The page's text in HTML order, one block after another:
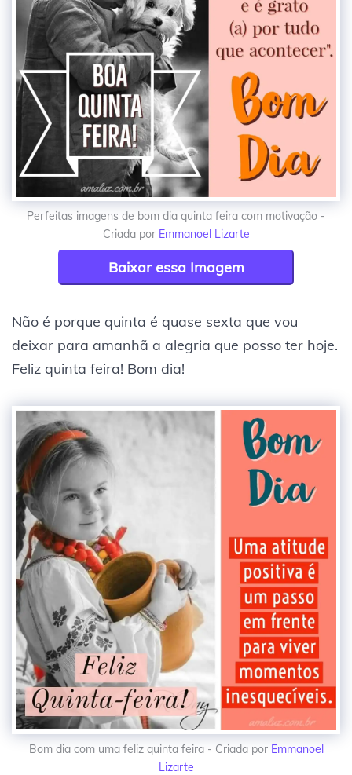
Perfeitas imagens de bom dia quinta feira com motivação -
Criada por Emmanoel Lizarte
Baixar essa Imagem
Não é porque quinta é quase sexta que vou
deixar para amanhã a alegria que posso ter hoje.
Feliz quinta feira! Bom dia!
Bom dia com uma feliz quinta feira - Criada por Emmanoel
Lizarte